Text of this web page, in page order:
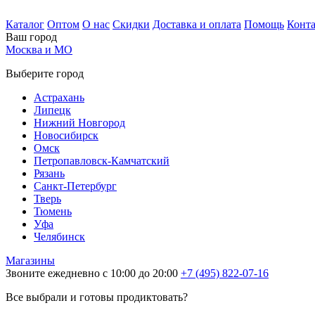
Каталог Оптом О нас Скидки Доставка и оплата Помощь
Ваш город
Москва и МО
Выберите город
Астрахань
Липецк
Нижний Новгород
Новосибирск
Омск
Петропавловск-Камчатский
Рязань
Санкт-Петербург
Тверь
Тюмень
Уфа
Челябинск
Магазины
Звоните ежедневно с 10:00 до 20:00 +7 (495) 822-07-16
Все выбрали и готовы продиктовать?